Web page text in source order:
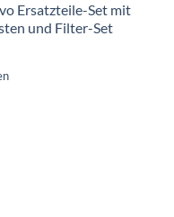
Ersatzteile-Set mit
und Filter-Set